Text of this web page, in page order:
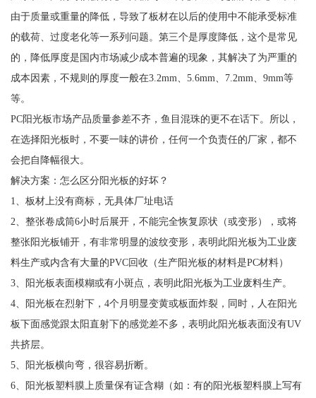
由于质量或重量的降低，导致了板材在以后的使用中不能承受标准
的载荷、过度老化等一系列问题。第三个是厚度降低，这个是常见
的，降低厚度是国内市场减少成本普遍的现象，其解决了为严重的
成本因素，不规则的厚度一般在3.2mm、5.6mm、7.2mm、9mm等
等。
PC阳光板市场产品质量参差不齐，鱼目混珠的更不在话下。所以，
在选择阳光板时，不要一味的讲价，任何一个负责任的厂家，都不
会把自降幅很大。
解决方案：怎么区分阳光板的好坏？
1、板材上没有商标，无具体厂址电话
2、整张卷成筒6小时后展开，不能完全恢复原状（或变形），或将
整张阳光板铺开，有非常明显的波纹变形，表明此阳光板为工业废
料生产或内含有大量的PVC回收（生产阳光板的材料是PC材料）
3、阳光板表面模糊或有小斑点，表明此阳光板为工业废料生产。
4、阳光板在烈射下，4个月明显变黄或板面炸裂，同时，人在阳光
板下面感觉跟太阳直射下的感觉差不多，表明此阳光板表面没有UV
共挤层。
5、阳光板横向弯，很容易折断。
6、阳光板塑料膜上质量保有证含糊（如：有的阳光板塑料膜上写有